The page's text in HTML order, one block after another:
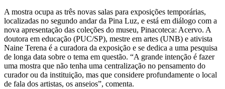
A mostra ocupa as três novas salas para exposições temporárias,
localizadas no segundo andar da Pina Luz, e está em diálogo com a
nova apresentação das coleções do museu, Pinacoteca: Acervo. A
doutora em educação (PUC/SP), mestre em artes (UNB) e ativista
Naine Terena é a curadora da exposição e se dedica a uma pesquisa
de longa data sobre o tema em questão. “A grande intenção é fazer
uma mostra que não tenha uma centralização no pensamento do
curador ou da instituição, mas que considere profundamente o local
de fala dos artistas, os anseios”, comenta.